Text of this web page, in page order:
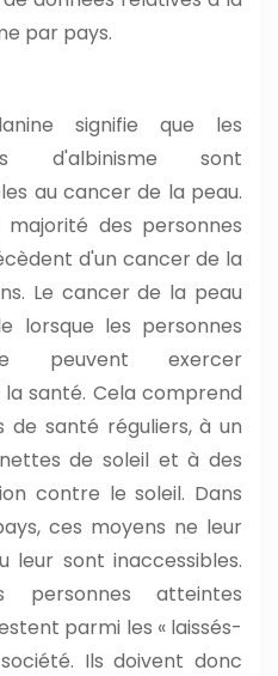
par pays.
signifie que les
d'albinisme sont
au cancer de la peau.
des personnes
d'un cancer de la
Le cancer de la peau
lorsque les personnes
peuvent exercer
santé. Cela comprend
santé réguliers, à un
de soleil et à des
contre le soleil. Dans
ces moyens ne leur
leur sont inaccessibles.
personnes atteintes
parmi les « laissés-
Ils doivent donc